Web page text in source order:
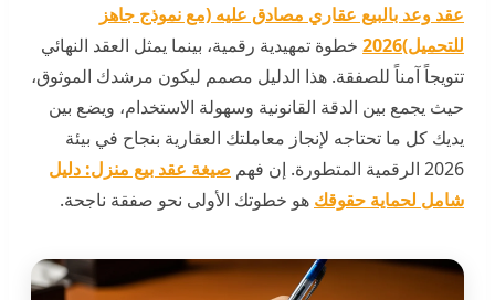
عقد وعد بالبيع عقاري مصادق عليه (مع نموذج جاهز
للتحميل)2026
خطوة تمهيدية رقمية، بينما يمثل العقد النهائي
تتويجاً آمناً للصفقة. هذا الدليل مصمم ليكون مرشدك الموثوق،
حيث يجمع بين الدقة القانونية وسهولة الاستخدام، ويضع بين
يديك كل ما تحتاجه لإنجاز معاملتك العقارية بنجاح في بيئة
2026 الرقمية المتطورة. إن فهم
صيغة عقد بيع منزل: دليل
شامل لحماية حقوقك هو خطوتك الأولى نحو صفقة ناجحة.